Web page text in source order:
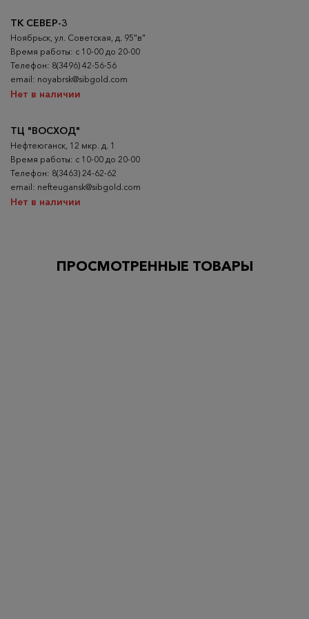
ТК СЕВЕР-3
Ноябрьск, ул. Советская, д. 95"в"
Время работы: с 10-00 до 20-00
Телефон: 8(3496) 42-56-56
email: noyabrsk@sibgold.com
Нет в наличии
ТЦ "ВОСХОД"
Нефтеюганск, 12 мкр. д. 1
Время работы: с 10-00 до 20-00
Телефон: 8(3463) 24-62-62
email: nefteugansk@sibgold.com
Нет в наличии
ПРОСМОТРЕННЫЕ ТОВАРЫ